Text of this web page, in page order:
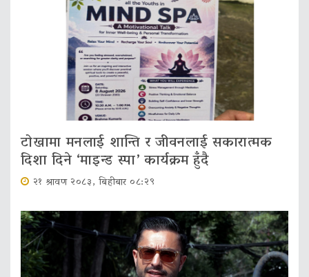
टोखामा मनलाई शान्ति र जीवनलाई सकारात्मक
दिशा दिने ‘माइन्ड स्पा’ कार्यक्रम हुँदै
२१ श्रावण २०८३, बिहीबार ०८:२९